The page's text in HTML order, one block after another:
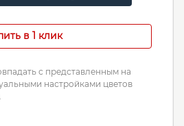
в 1 клик
с представленным на
настройками цветов